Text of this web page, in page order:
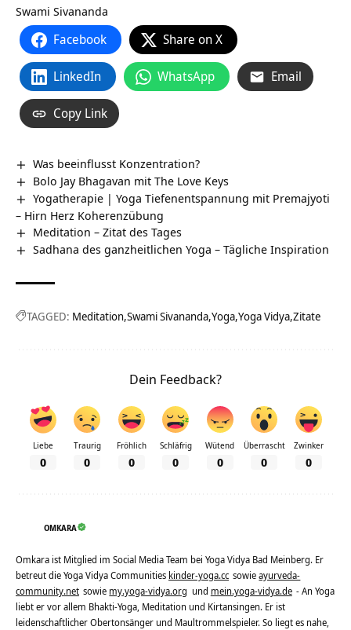
Swami Sivananda
Facebook Share on X
LinkedIn WhatsApp Email
Copy Link
Was beeinflusst Konzentration?
Bolo Jay Bhagavan mit The Love Keys
Yogatherapie | Yoga Tiefenentspannung mit Premajyoti
– Hirn Herz Koherenzübung
Meditation – Zitat des Tages
Sadhana des ganzheitlichen Yoga – Tägliche Inspiration
TAGGED: Meditation Swami Sivananda Yoga Yoga Vidya Zitate
Dein Feedback?
Liebe
0
Traurig
0
Fröhlich
0
Schläfrig
0
Wütend
0
Überrascht
0
Zwinker
0
OMKARA
Omkara ist Mitglied im Social Media Team bei Yoga Vidya Bad Meinberg. Er
betreut die Yoga Vidya Communities kinder-yoga.cc sowieayurveda-
community.net sowie my.yoga-vidya.org und mein.yoga-vidya.de - An Yoga
liebt er vor allem Bhakti-Yoga, Meditation und Kirtansingen. Er ist
leidenschaftlicher Obertonsänger und Maultrommelspieler. So liegt es nahe,